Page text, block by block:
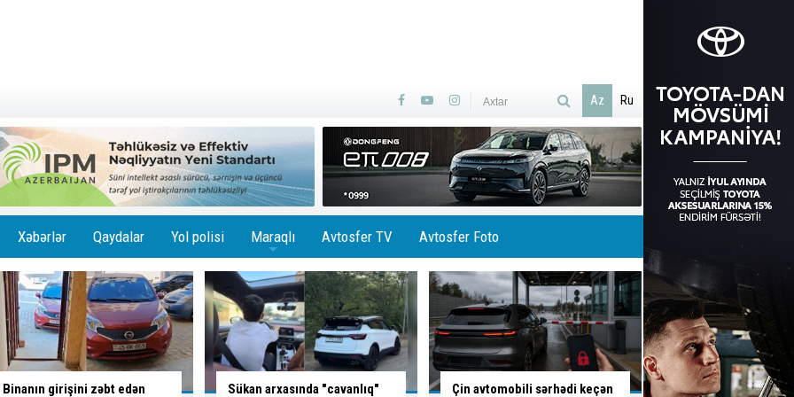
Az Ru
Xəbərlər Qaydalar Yol polisi Maraqlı Avtosfer TV Avtosfer Foto
Sükan arxasında "cavanlıq"
Çin avtomobili sərhədi keçən
Azərbaycanın ilk ödənişli
Bakıdaaltı